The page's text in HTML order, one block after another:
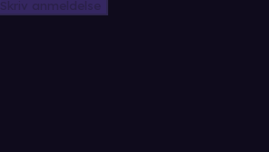
Skriv anmeldelse